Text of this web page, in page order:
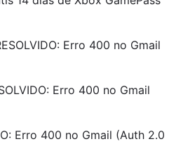
Erro 400 no Gmail
Erro 400 no Gmail
Erro 400 no Gmail (Auth 2.0